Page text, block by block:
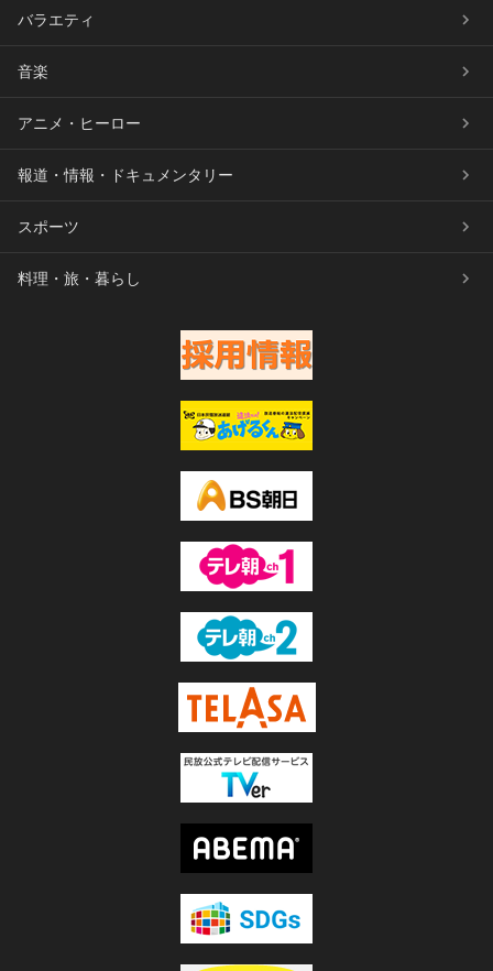
バラエティ
音楽
アニメ・ヒーロー
報道・情報・ドキュメンタリー
スポーツ
料理・旅・暮らし